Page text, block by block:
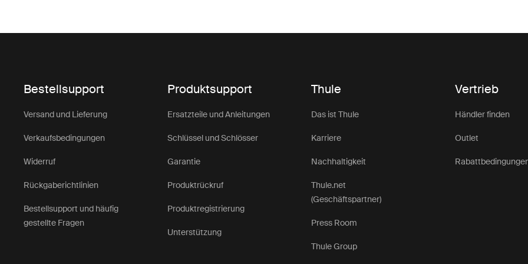
Bestellsupport
Versand und Lieferung
Verkaufsbedingungen
Widerruf
Rückgaberichtlinien
Bestellsupport und häufig
gestellte Fragen
Produktsupport
Ersatzteile und Anleitungen
Schlüssel und Schlösser
Garantie
Produktrückruf
Produktregistrierung
Unterstützung
Thule
Das ist Thule
Karriere
Nachhaltigkeit
Thule.net
(Geschäftspartner)
Press Room
Thule Group
Vertrieb
Händler finden
Outlet